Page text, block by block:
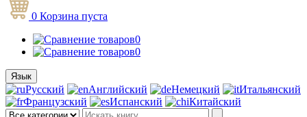
0 Корзина пуста
0
0
Язык
Русский Английский Немецкий
Итальянский
Французский
Испанский Китайский